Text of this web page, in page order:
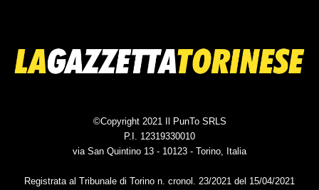
©Copyright 2021 Il PunTo SRLS
P.I. 12319330010
via San Quintino 13 - 10123 - Torino, Italia
Registrata al Tribunale di Torino n. cronol. 23/2021 del 15/04/2021